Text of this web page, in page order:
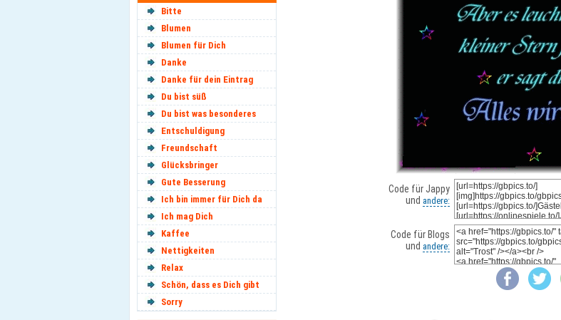
Bitte
Blumen
Blumen für Dich
Danke
Danke für dein Eintrag
Du bist süß
Du bist was besonderes
Entschuldigung
Freundschaft
Glücksbringer
Gute Besserung
Ich bin immer für Dich da
Ich mag Dich
Kaffee
Nettigkeiten
Relax
Schön, dass es Dich gibt
Sorry
Code für Jappy
und andere:
Code für Blogs
und andere: